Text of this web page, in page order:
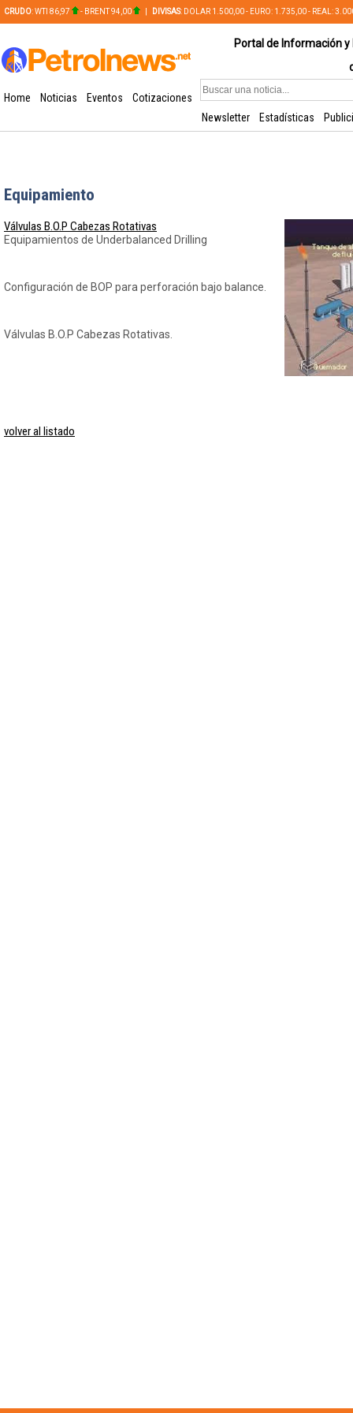
CRUDO: WTI 86,97 - BRENT 94,00 DIVISAS: DOLAR 1.500,00 - EURO: 1.735,00 - REAL:
Portal de Información
Home Noticias Eventos
Cotizaciones
Newsletter
Estadísticas
Equipamiento
Válvulas B.O.P Cabezas Rotativas
Equipamientos de Underbalanced Drilling
Configuración de BOP para perforación bajo balance.
Válvulas B.O.P Cabezas Rotativas.
volver al listado